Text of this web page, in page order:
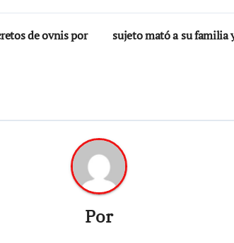
de ovnis por
sujeto mató a su familia
Por